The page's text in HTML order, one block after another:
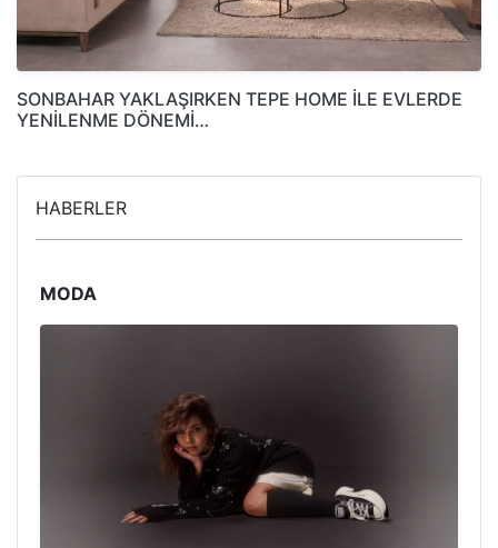
SONBAHAR YAKLAŞIRKEN TEPE HOME İLE EVLERDE
YENİLENME DÖNEMİ…
HABERLER
MODA